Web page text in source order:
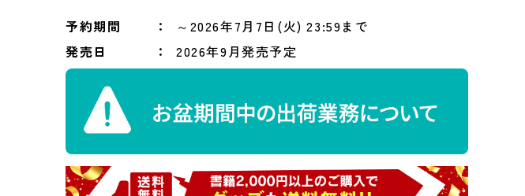
予約期間
～2026年7月7日(火) 23:59まで
発売日
2026年9月発売予定